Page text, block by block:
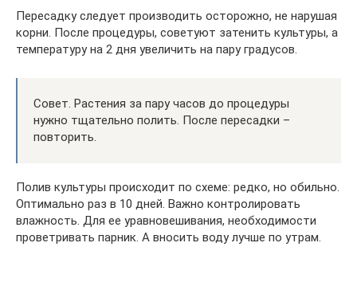
Пересадку следует производить осторожно, не нарушая
корни. После процедуры, советуют затенить культуры, а
температуру на 2 дня увеличить на пару градусов.
Совет. Растения за пару часов до процедуры
нужно тщательно полить. После пересадки –
повторить.
Полив культуры происходит по схеме: редко, но обильно.
Оптимально раз в 10 дней. Важно контролировать
влажность. Для ее уравновешивания, необходимости
проветривать парник. А вносить воду лучше по утрам.